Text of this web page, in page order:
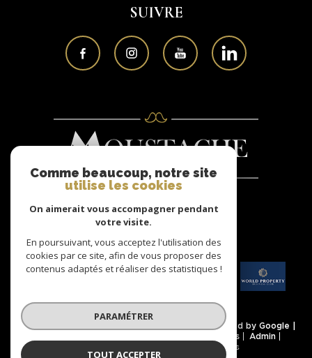
SUIVRE
Nous
ADHÉRONS
© 2026 | Tous droits réservés | Traduction powered by Google |
Mentions légales
Admin
Cookies
Comme beaucoup, notre site
utilise les cookies
On aimerait vous accompagner pendant
votre visite.
En poursuivant, vous acceptez l'utilisation des
cookies par ce site, afin de vous proposer des
contenus adaptés et réaliser des statistiques !
PARAMÉTRER
TOUT ACCEPTER